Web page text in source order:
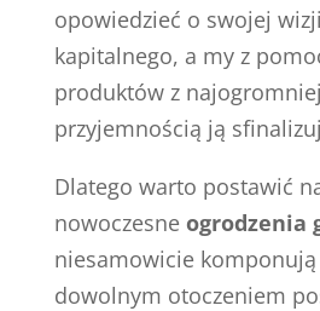
opowiedzieć o swojej
kapitalnego, a my z
produktów z
przyjemnością ją
Dlatego warto postawić
nowoczesne ogrodzenia
niesamowicie
dowolnym otoczeniem